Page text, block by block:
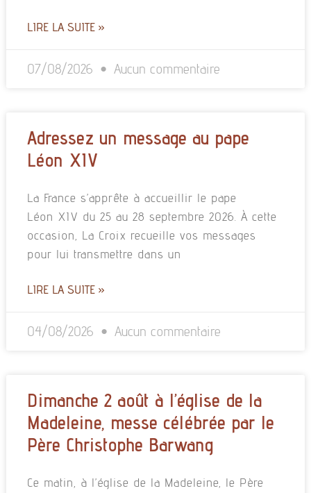
LIRE LA SUITE »
07/08/2026 Aucun commentaire
Adressez un message au pape
Léon XIV
La France s’apprête à accueillir le pape
Léon XIV du 25 au 28 septembre 2026. À cette
occasion, La Croix recueille vos messages
pour lui transmettre dans un
LIRE LA SUITE »
04/08/2026 Aucun commentaire
Dimanche 2 août à l’église de la
Madeleine, messe célébrée par le
Père Christophe Barwang
Ce matin, à l’église de la Madeleine, le Père